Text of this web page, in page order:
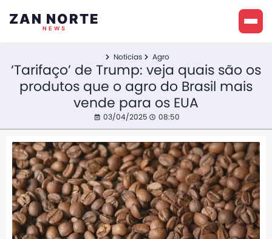
ZAN NORTE
NEWS
Noticias Agro
‘Tarifaço’ de Trump: veja quais são os
produtos que o agro do Brasil mais
vende para os EUA
03/04/2025 08:50